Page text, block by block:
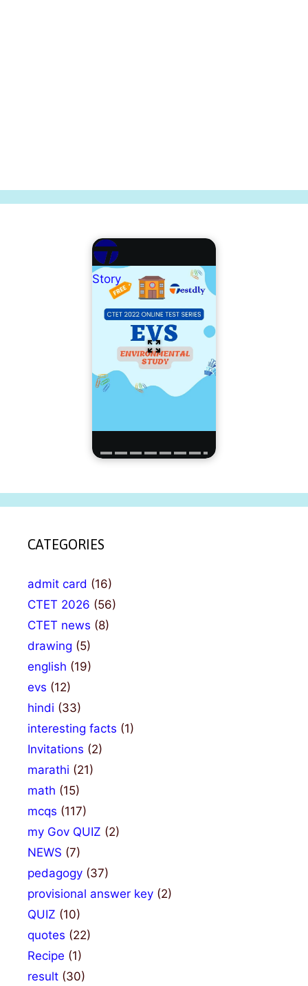
Story
CATEGORIES
admit card (16)
CTET 2026 (56)
CTET news (8)
drawing (5)
english (19)
evs (12)
hindi (33)
interesting facts (1)
Invitations (2)
marathi (21)
math (15)
mcqs (117)
my Gov QUIZ (2)
NEWS (7)
pedagogy (37)
provisional answer key (2)
QUIZ (10)
quotes (22)
Recipe (1)
result (30)